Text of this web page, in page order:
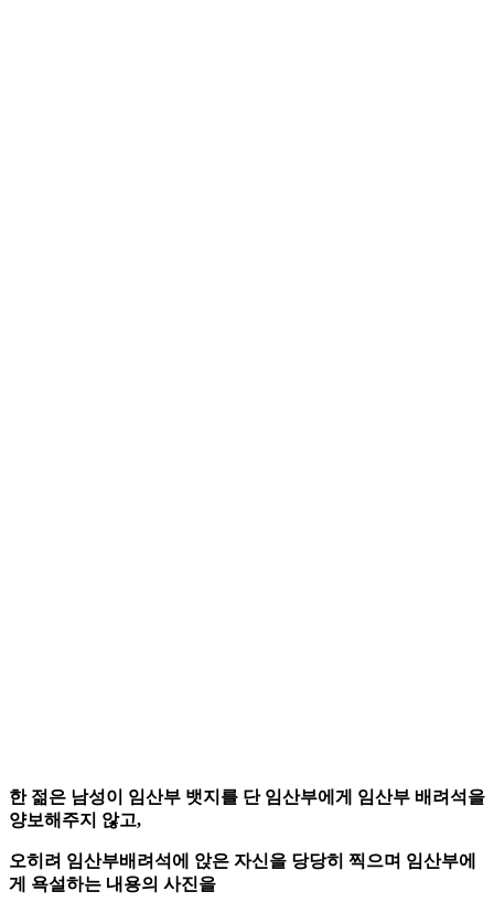
한 젊은 남성이 임산부 뱃지를 단 임산부에게 임산부 배려석을
양보해주지 않고,
오히려 임산부배려석에 앉은 자신을 당당히 찍으며 임산부에
게 욕설하는 내용의 사진을